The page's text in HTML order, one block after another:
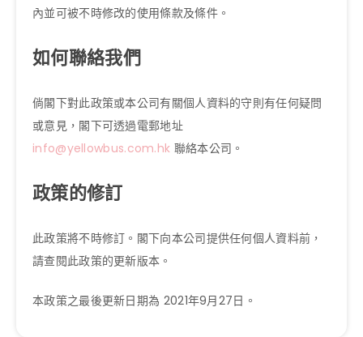
內並可被不時修改的使用條款及條件。
如何聯絡我們
倘閣下對此政策或本公司有關個人資料的守則有任何疑問
或意見，閣下可透過電郵地址
info@yellowbus.com.hk 聯絡本公司。
政策的修訂
此政策將不時修訂。閣下向本公司提供任何個人資料前，
請查閱此政策的更新版本。
本政策之最後更新日期為 2021年9月27日。